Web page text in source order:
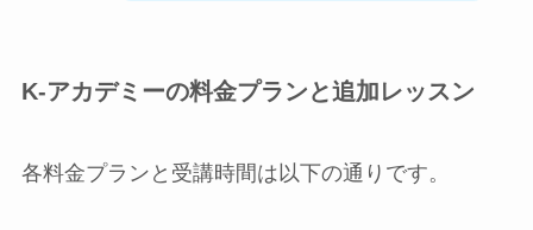
K-アカデミーの料金プランと追加レッスン
各料金プランと受講時間は以下の通りです。